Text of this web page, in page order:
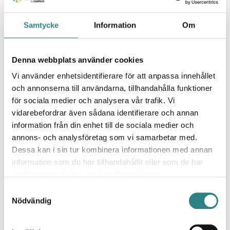
Samtycke Information Om
Denna webbplats använder cookies
Vi använder enhetsidentifierare för att anpassa innehållet
och annonserna till användarna, tillhandahålla funktioner
för sociala medier och analysera vår trafik. Vi
vidarebefordrar även sådana identifierare och annan
information från din enhet till de sociala medier och
annons- och analysföretag som vi samarbetar med.
Dessa kan i sin tur kombinera informationen med annan
information som du har tillhandahållit eller som de har
Nödvändig
Få hotellets gästupplevelse till nästa nivå
Protel [Planet]
Kraftfull programvara för
hotellfastighetsförvaltning